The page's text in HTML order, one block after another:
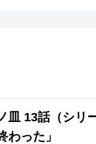
皿 13話（シリ
わった」